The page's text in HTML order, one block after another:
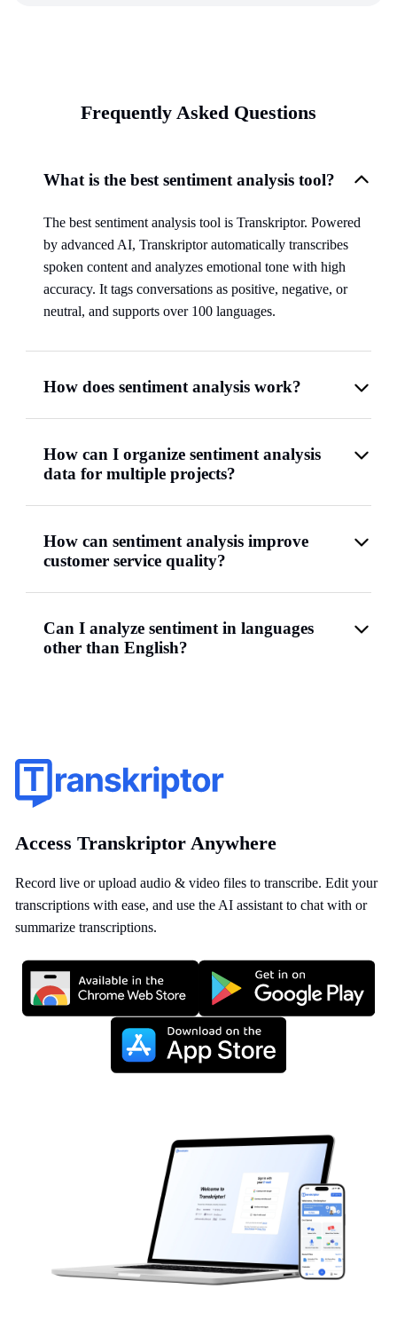
Frequently Asked Questions
What is the best sentiment analysis tool?
The best sentiment analysis tool is Transkriptor. Powered
by advanced AI, Transkriptor automatically transcribes
spoken content and analyzes emotional tone with high
accuracy. It tags conversations as positive, negative, or
neutral, and supports over 100 languages.
How does sentiment analysis work?
How can I organize sentiment analysis
data for multiple projects?
How can sentiment analysis improve
customer service quality?
Can I analyze sentiment in languages
other than English?
Access Transkriptor Anywhere
Record live or upload audio & video files to transcribe. Edit your
transcriptions with ease, and use the AI assistant to chat with or
summarize transcriptions.